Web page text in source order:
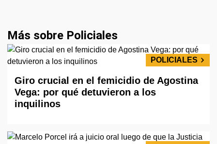
Más sobre Policiales
POLICIALES
Giro crucial en el femicidio de Agostina
Vega: por qué detuvieron a los
inquilinos